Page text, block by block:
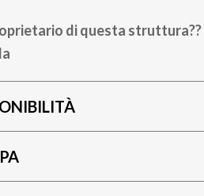
di questa struttura??